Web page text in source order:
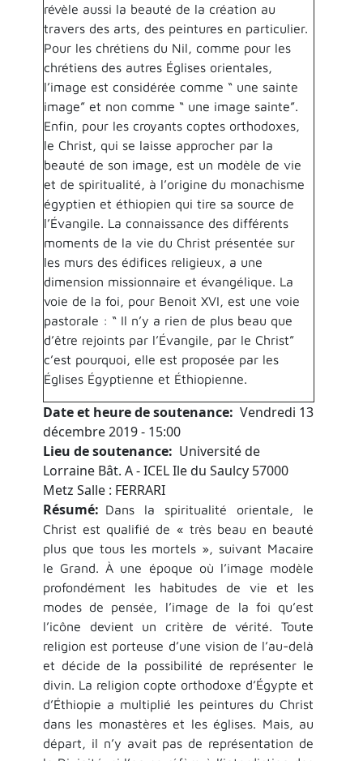
révèle aussi la beauté de la création au
travers des arts, des peintures en particulier.
Pour les chrétiens du Nil, comme pour les
chrétiens des autres Églises orientales,
l’image est considérée comme “ une sainte
image” et non comme “ une image sainte”.
Enfin, pour les croyants coptes orthodoxes,
le Christ, qui se laisse approcher par la
beauté de son image, est un modèle de vie
et de spiritualité, à l’origine du monachisme
égyptien et éthiopien qui tire sa source de
l’Évangile. La connaissance des différents
moments de la vie du Christ présentée sur
les murs des édifices religieux, a une
dimension missionnaire et évangélique. La
voie de la foi, pour Benoit XVI, est une voie
pastorale : “ Il n’y a rien de plus beau que
d’être rejoints par l’Évangile, par le Christ”
c’est pourquoi, elle est proposée par les
Églises Égyptienne et Éthiopienne.
Date et heure de soutenance
Vendredi 13
décembre 2019 - 15:00
Lieu de soutenance
Université de
Lorraine Bât. A - ICEL Ile du Saulcy 57000
Metz Salle : FERRARI
Résumé
Dans la spiritualité orientale, le
Christ est qualifié de « très beau en beauté
plus que tous les mortels », suivant Macaire
le Grand. À une époque où l’image modèle
profondément les habitudes de vie et les
modes de pensée, l’image de la foi qu’est
l’icône devient un critère de vérité. Toute
religion est porteuse d’une vision de l’au-delà
et décide de la possibilité de représenter le
divin. La religion copte orthodoxe d’Égypte et
d’Éthiopie a multiplié les peintures du Christ
dans les monastères et les églises. Mais, au
départ, il n’y avait pas de représentation de